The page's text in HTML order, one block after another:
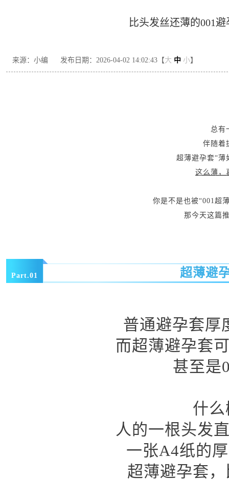
比头发丝还薄的001
来源：小编 发布日期：2026-04-02 14:02:43【大 中 小】
总有
伴随着
超薄避孕套“薄
这么薄，
你是不是也被“001超
那今天这篇
Part.01 超薄避
普通避孕套厚
而超薄避孕套
甚至是
什
人的一根头发
一张A4纸的
超薄避孕套